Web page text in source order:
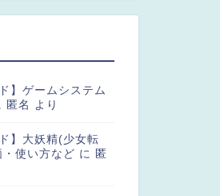
】ゲームシステム
匿名 より
】大妖精(少女転
使い方など に 匿